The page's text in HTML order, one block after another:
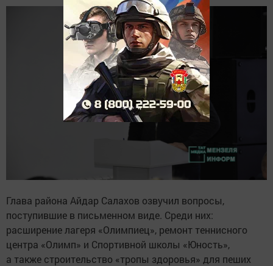
Глава района Айдар Салахов озвучил вопросы,
поступившие в письменном виде. Среди них:
расширение лагеря «Олимпиец», ремонт теннисного
центра «Олимп» и Спортивной школы «Юность»,
а также строительство «тропы здоровья» для пеших